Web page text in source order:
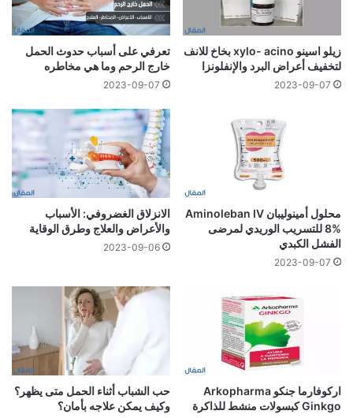
زيلو اسينو xylo- acino بخاخ للانف
لتخفيف أعراض البرد والإنفلونزا
2023-09-07
تعرفي على أسباب حدوث الحمل
خارج الرحم وما هي مخاطره
2023-09-07
محلول أمينوليبان Aminoleban IV
8% للتسريب الوريدي لمرضى
الفشل الكبدي
2023-09-07
الانزلاق الغضروفي: الأسباب
والأعراض والعلاج وطرق الوقاية
2023-09-06
اركوفارما جنكو Arkopharma
Ginkgo كبسولات منشط للذاكرة
حب الشباب أثناء الحمل متى يظهر؟
وكيف يمكن علاجه بأمان؟